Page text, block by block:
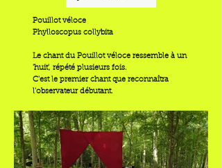
Pouillot véloce
Phylloscopus collybita
Le chant du Pouillot véloce ressemble à un
'huit', répété plusieurs fois.
C'est le premier chant que reconnaîtra
l'observateur débutant.